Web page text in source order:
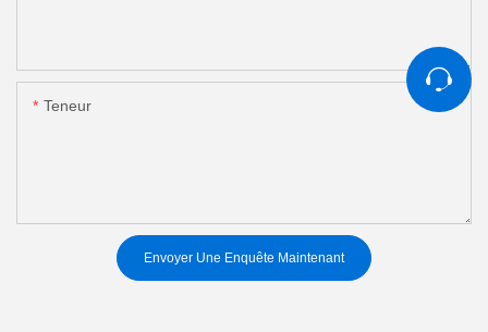
Teneur
Envoyer Une Enquête Maintenant